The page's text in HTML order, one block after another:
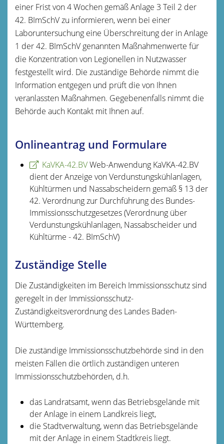
einer Frist von 4 Wochen gemäß Anlage 3 Teil 2 der
42. BImSchV zu informieren, wenn bei einer
Laboruntersuchung eine Überschreitung der in Anlage
1 der 42. BImSchV genannten Maßnahmenwerte für
die Konzentration von Legionellen in Nutzwasser
festgestellt wird. Die zuständige Behörde nimmt die
Information entgegen und prüft die von Ihnen
veranlassten Maßnahmen. Gegebenenfalls nimmt die
Behörde auch Kontakt mit Ihnen auf.
Onlineantrag und Formulare
KaVKA-42.BVWeb-Anwendung KaVKA-42.BV
dient der Anzeige von Verdunstungskühlanlagen,
Kühltürmen und Nassabscheidern gemäß § 13 der
42. Verordnung zur Durchführung des Bundes-
Immissionsschutzgesetzes (Verordnung über
Verdunstungskühlanlagen, Nassabscheider und
Kühltürme - 42. BImSchV)
Zuständige Stelle
Die Zuständigkeiten im Bereich Immissionsschutz sind
geregelt in der Immissionsschutz-
Zuständigkeitsverordnung des Landes Baden-
Württemberg.
Die zuständige Immissionsschutzbehörde sind in den
meisten Fällen die örtlich zuständigen unteren
Immissionsschutzbehörden, d.h.
das Landratsamt, wenn das Betriebsgelände mit
der Anlage in einem Landkreis liegt,
die Stadtverwaltung, wenn das Betriebsgelände
mit der Anlage in einem Stadtkreis liegt.